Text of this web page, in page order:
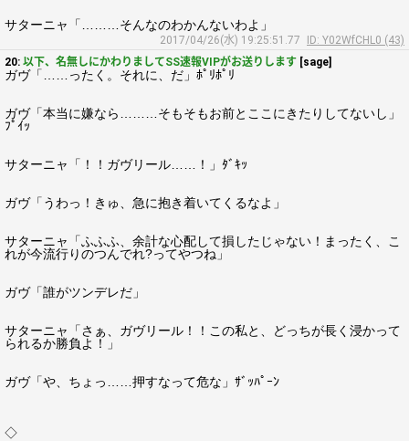
サターニャ「………そんなのわかんないわよ」
2017/04/26(水) 19:25:51.77
ID: Y02WfCHL0 (43)
20: 以下、名無しにかわりましてSS速報VIPがお送りします [sage]
ガヴ「……ったく。それに、だ」ﾎﾟﾘﾎﾟﾘ
ガヴ「本当に嫌なら………そもそもお前とここにきたりしてないし」
ﾌﾟｲｯ
サターニャ「！！ガヴリール……！」ﾀﾞｷｯ
ガヴ「うわっ！きゅ、急に抱き着いてくるなよ」
サターニャ「ふふふ、余計な心配して損したじゃない！まったく、こ
れが今流行りのつんでれ?ってやつね」
ガヴ「誰がツンデレだ」
サターニャ「さぁ、ガヴリール！！この私と、どっちが長く浸かって
られるか勝負よ！」
ガヴ「や、ちょっ……押すなって危な」ｻﾞｯﾊﾟｰﾝ
◇